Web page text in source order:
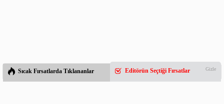
Sıcak Fırsatlarda Tıklananlar Editörün Seçtiği Fırsatlar Gizle